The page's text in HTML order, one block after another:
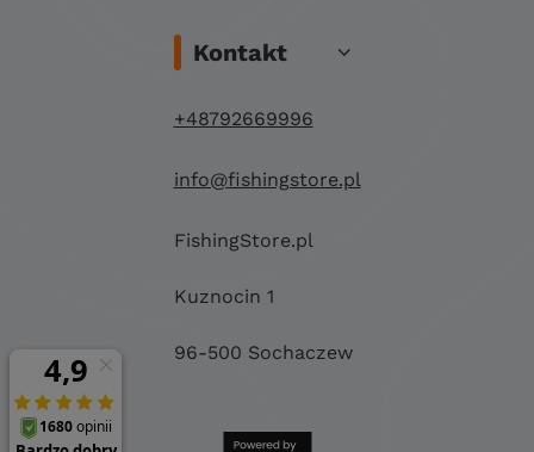
Kontakt
+48792669996
info@fishingstore.pl
FishingStore.pl
Kuznocin 1
96-500 Sochaczew